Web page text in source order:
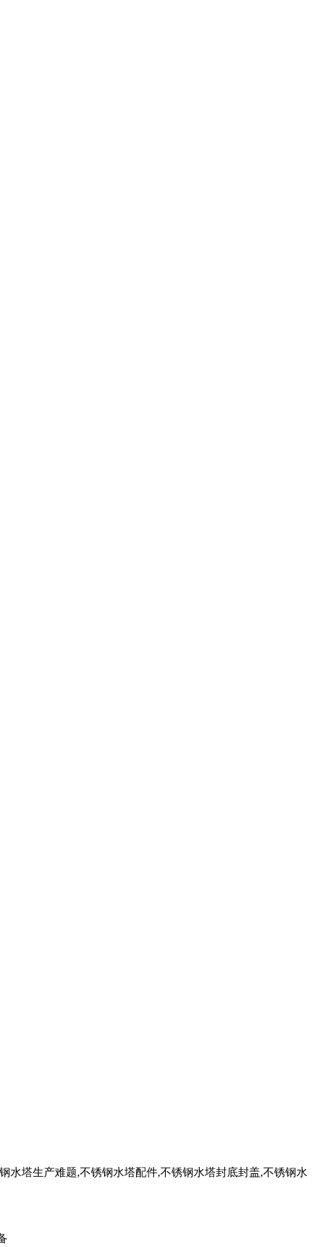
水塔生产难题,不锈钢水塔配件,不锈钢水塔封底封盖,不锈钢水